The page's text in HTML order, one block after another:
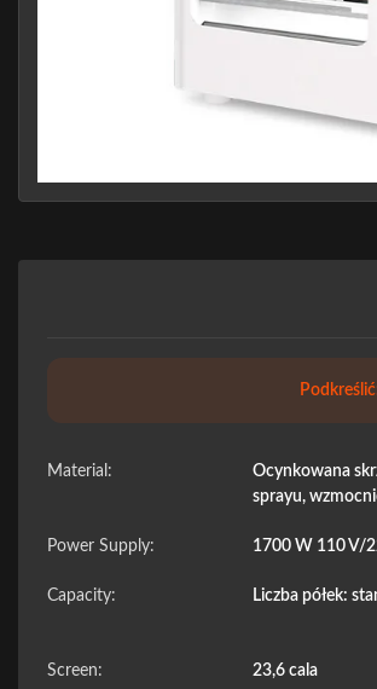
Material:
Ocynkowana
sprayu,
Power Supply: 1700 W 110 V/
Capacity: Liczba półek:
Screen: 23,6 cala